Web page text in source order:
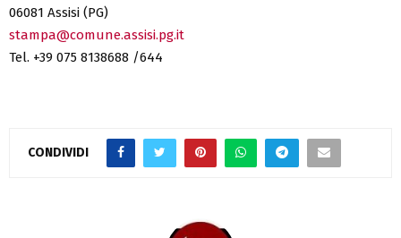
06081 Assisi (PG)
stampa@comune.assisi.pg.it
Tel. +39 075 8138688 /644
CONDIVIDI